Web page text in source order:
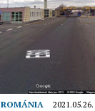
ROMÁNIA 2021.05.26.